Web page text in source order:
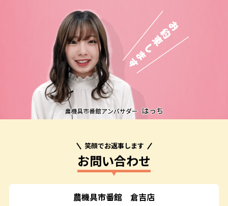
笑顔でお返事します
お問い合わせ
農機具市番館 倉吉店